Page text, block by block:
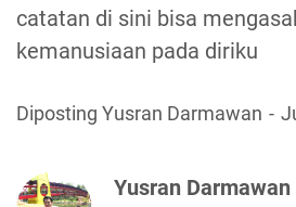
catatan di sini bisa
kemanusiaan pada diriku
Diposting Yusran Darmawan
Yusran Darmawan